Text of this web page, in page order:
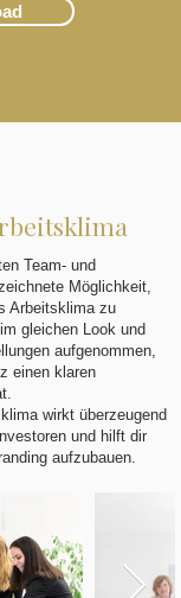
Team- und
Möglichkeit,
Arbeitsklima zu
gleichen Look und
aufgenommen,
einen klaren
wirkt überzeugend
und hilft dir
aufzubauen.